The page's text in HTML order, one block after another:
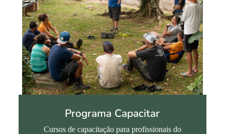
Programa Capacitar
Cursos de capacitação para profissionais do